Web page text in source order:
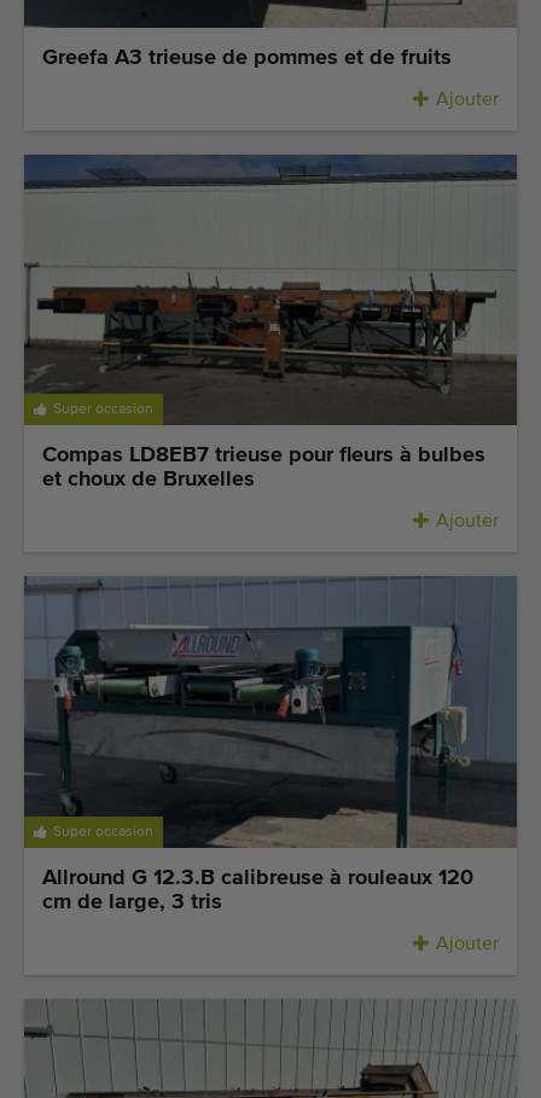
Greefa A3 trieuse de pommes et de fruits
Ajouter
Super occasion
Compas LD8EB7 trieuse pour fleurs à bulbes
et choux de Bruxelles
Ajouter
Super occasion
Allround G 12.3.B calibreuse à rouleaux 120
cm de large, 3 tris
Ajouter